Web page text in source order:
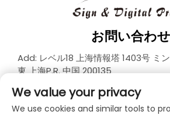
お問い合わせ
Add: レベル18 上海情報塔 1403号 ミ
東 上海P.R. 中国 200135
電話番号：+86-21-33927426
メールアドレス：[email protected]
We value your privacy
We use cookies and similar tools to